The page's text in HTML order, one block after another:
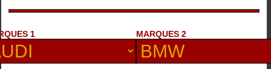
1 MARQUES 2